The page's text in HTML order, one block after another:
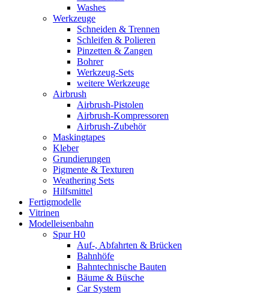
Washes
Werkzeuge
Schneiden & Trennen
Schleifen & Polieren
Pinzetten & Zangen
Bohrer
Werkzeug-Sets
weitere Werkzeuge
Airbrush
Airbrush-Pistolen
Airbrush-Kompressoren
Airbrush-Zubehör
Maskingtapes
Kleber
Grundierungen
Pigmente & Texturen
Weathering Sets
Hilfsmittel
Fertigmodelle
Vitrinen
Modelleisenbahn
Spur H0
Auf-, Abfahrten & Brücken
Bahnhöfe
Bahntechnische Bauten
Bäume & Büsche
Car System